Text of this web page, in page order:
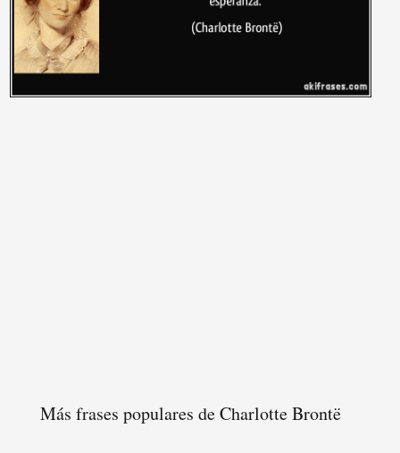
Más frases populares de Charlotte Brontë